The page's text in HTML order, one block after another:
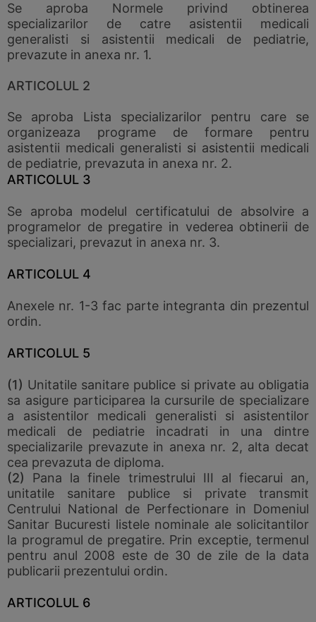
Se aproba Normele privind obtinerea
specializarilor de catre asistentii medicali
generalisti si asistentii medicali de pediatrie,
prevazute in anexa nr. 1.
ARTICOLUL 2
Se aproba Lista specializarilor pentru care se
organizeaza programe de formare pentru
asistentii medicali generalisti si asistentii medicali
de pediatrie, prevazuta in anexa nr. 2.
ARTICOLUL 3
Se aproba modelul certificatului de absolvire a
programelor de pregatire in vederea obtinerii de
specializari, prevazut in anexa nr. 3.
ARTICOLUL 4
Anexele nr. 1-3 fac parte integranta din prezentul
ordin.
ARTICOLUL 5
(1) Unitatile sanitare publice si private au obligatia
sa asigure participarea la cursurile de specializare
a asistentilor medicali generalisti si asistentilor
medicali de pediatrie incadrati in una dintre
specializarile prevazute in anexa nr. 2, alta decat
cea prevazuta de diploma.
(2) Pana la finele trimestrului III al fiecarui an,
unitatile sanitare publice si private transmit
Centrului National de Perfectionare in Domeniul
Sanitar Bucuresti listele nominale ale solicitantilor
la programul de pregatire. Prin exceptie, termenul
pentru anul 2008 este de 30 de zile de la data
publicarii prezentului ordin.
ARTICOLUL 6